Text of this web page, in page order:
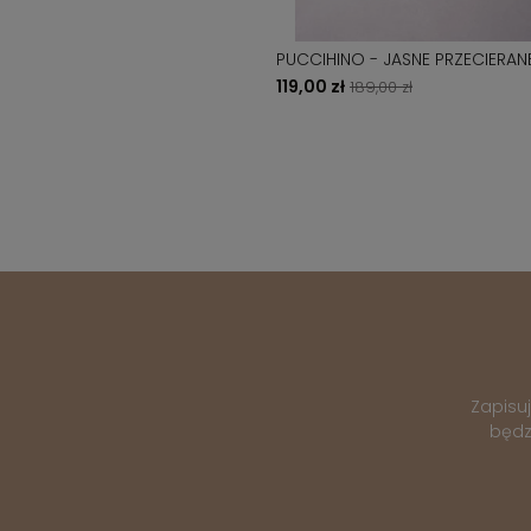
PUCCIHINO - JASNE
JEANSY - BOYFRIEND
119,00 zł 189,00 zł